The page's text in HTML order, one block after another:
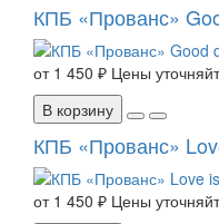
КПБ «Прованс»
от 1 450 ₽ Цены
В корзину
КПБ «Прованс»
от 1 450 ₽ Цены